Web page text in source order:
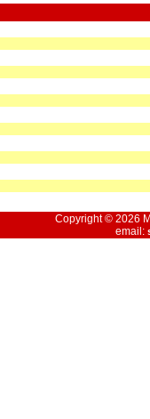
Copyright © 2026
email: